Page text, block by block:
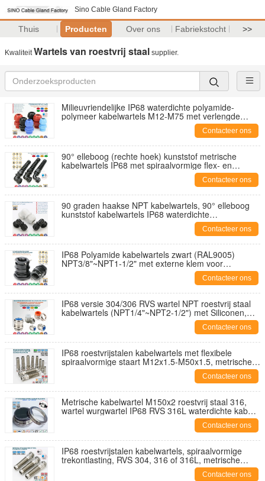
Sino Cable Gland Factory
Thuis Producten Over ons Fabriekstocht >>
KwaliteitWartels van roestvrij staal supplier.
Milieuvriendelijke IP68 waterdichte polyamide-
polymeer kabelwartels M12-M75 met verlengde
Contacteer ons
90° elleboog (rechte hoek) kunststof metrische
kabelwartels IP68 met spiraalvormige flex- en
Contacteer ons
90 graden haakse NPT kabelwartels, 90° elleboog
kunststof kabelwartels IP68 waterdichte
Contacteer ons
IP68 Polyamide kabelwartels zwart (RAL9005)
NPT3/8"~NPT1-1/2" met externe klem voor
Contacteer ons
IP68 versie 304/306 RVS wartel NPT roestvrij staal
kabelwartels (NPT1/4"~NPT2-1/2") met Siliconen,
Contacteer ons
IP68 roestvrijstalen kabelwartels met flexibele
spiraalvormige staart M12x1.5-M50x1.5, metrische
Contacteer ons
Metrische kabelwartel M150x2 roestvrij staal 316,
wartel wurgwartel IP68 RVS 316L waterdichte kabel
klier connector RVS 304 voor kabels van 110-125
Contacteer ons
IP68 roestvrijstalen kabelwartels, spiraalvormige
trekontlasting, RVS 304, 316 of 316L, metrische
Contacteer ons